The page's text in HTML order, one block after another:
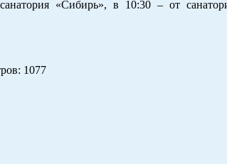
«Сибирь», в 10:30 – от
: 1077